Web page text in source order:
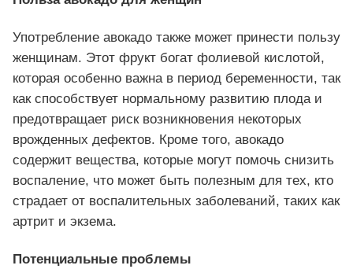
Употребление авокадо также может принести пользу
женщинам. Этот фрукт богат фолиевой кислотой,
которая особенно важна в период беременности, так
как способствует нормальному развитию плода и
предотвращает риск возникновения некоторых
врожденных дефектов. Кроме того, авокадо
содержит вещества, которые могут помочь снизить
воспаление, что может быть полезным для тех, кто
страдает от воспалительных заболеваний, таких как
артрит и экзема.
Потенциальные проблемы